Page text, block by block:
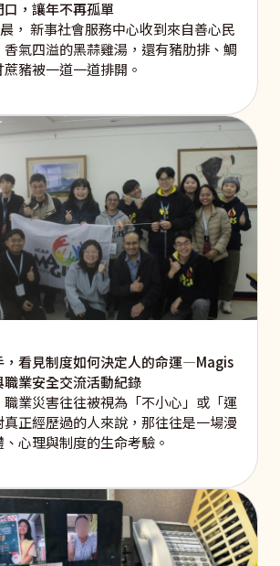
，讓年不再孤單
， 新事社會服務中心收到來自善心民
氣四溢的黑蒜雞湯，還有豬肋排、鯛
豬被一道一道排開。
，看見制度如何決定人的命運—Magis
業安全交流活動紀錄
業災害往往被視為「不小心」或「運
正經歷過的人來說，那往往是一場漫
心理與制度的生命考驗。